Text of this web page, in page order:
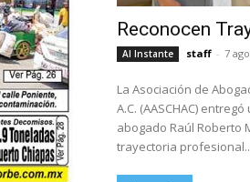
Reconocen
Al Instante staff - 7
La Asociación de
A.C. (AASCHAC)
abogado Raúl Roberto
trayectoria